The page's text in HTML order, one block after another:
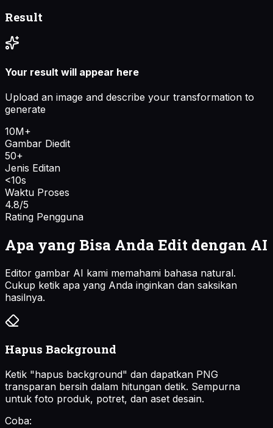
Result
Your result will appear here
Upload an image and describe your transformation to
generate
10M+
Gambar Diedit
50+
Jenis Editan
<10s
Waktu Proses
4.8/5
Rating Pengguna
Apa yang Bisa Anda Edit dengan AI
Editor gambar AI kami memahami bahasa natural.
Cukup ketik apa yang Anda inginkan dan saksikan
hasilnya.
Hapus Background
Ketik "hapus background" dan dapatkan PNG
transparan bersih dalam hitungan detik. Sempurna
untuk foto produk, potret, dan aset desain.
Coba: